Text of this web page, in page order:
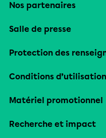
Nos partenaires
Salle de presse
Protection des
Conditions d’utilisation
Matériel promotionnel
Recherche et impact